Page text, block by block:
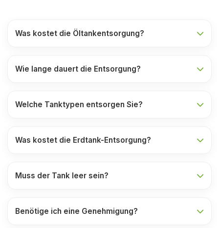
Was kostet die Öltankentsorgung?
Wie lange dauert die Entsorgung?
Welche Tanktypen entsorgen Sie?
Was kostet die Erdtank-Entsorgung?
Muss der Tank leer sein?
Benötige ich eine Genehmigung?